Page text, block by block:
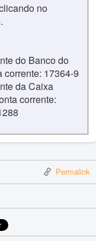
no
.
do Banco do
corrente: 17364-9
da Caixa
corrente:
Permalink